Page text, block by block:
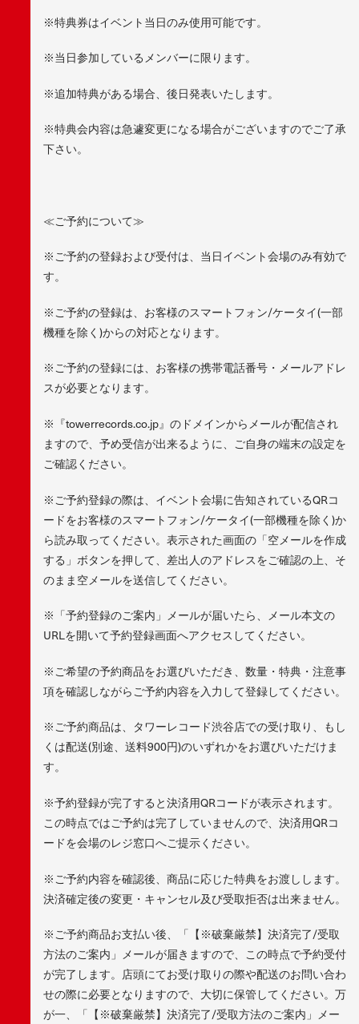
※特典券はイベント当日のみ使用可能です。
※当日参加しているメンバーに限ります。
※追加特典がある場合、後日発表いたします。
※特典会内容は急遽変更になる場合がございますのでご了承
下さい。
≪ご予約について≫
※ご予約の登録および受付は、当日イベント会場のみ有効で
す。
※ご予約の登録は、お客様のスマートフォン/ケータイ(一部
機種を除く)からの対応となります。
※ご予約の登録には、お客様の携帯電話番号・メールアドレ
スが必要となります。
※『towerrecords.co.jp』のドメインからメールが配信され
ますので、予め受信が出来るように、ご自身の端末の設定を
ご確認ください。
※ご予約登録の際は、イベント会場に告知されているQRコ
ードをお客様のスマートフォン/ケータイ(一部機種を除く)か
ら読み取ってください。表示された画面の「空メールを作成
する」ボタンを押して、差出人のアドレスをご確認の上、そ
のまま空メールを送信してください。
※「予約登録のご案内」メールが届いたら、メール本文の
URLを開いて予約登録画面へアクセスしてください。
※ご希望の予約商品をお選びいただき、数量・特典・注意事
項を確認しながらご予約内容を入力して登録してください。
※ご予約商品は、タワーレコード渋谷店での受け取り、もし
くは配送(別途、送料900円)のいずれかをお選びいただけま
す。
※予約登録が完了すると決済用QRコードが表示されます。
この時点ではご予約は完了していませんので、決済用QRコ
ードを会場のレジ窓口へご提示ください。
※ご予約内容を確認後、商品に応じた特典をお渡しします。
決済確定後の変更・キャンセル及び受取拒否は出来ません。
※ご予約商品お支払い後、「【※破棄厳禁】決済完了/受取
方法のご案内」メールが届きますので、この時点で予約受付
が完了します。店頭にてお受け取りの際や配送のお問い合わ
せの際に必要となりますので、大切に保管してください。万
が一、「【※破棄厳禁】決済完了/受取方法のご案内」メー